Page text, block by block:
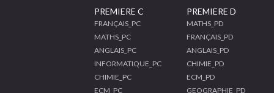
PREMIERE C
FRANÇAIS_PC
MATHS_PC
ANGLAIS_PC
INFORMATIQUE_PC
CHIMIE_PC
ECM_PC
PREMIERE D
MATHS_PD
FRANÇAIS_PD
ANGLAIS_PD
CHIMIE_PD
ECM_PD
GEOGRAPHIE_PD